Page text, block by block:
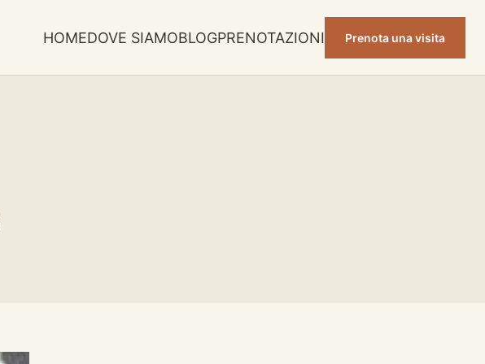
HOMEDOVE SIAMOBLOGPRENOTAZIONI Prenota una visita